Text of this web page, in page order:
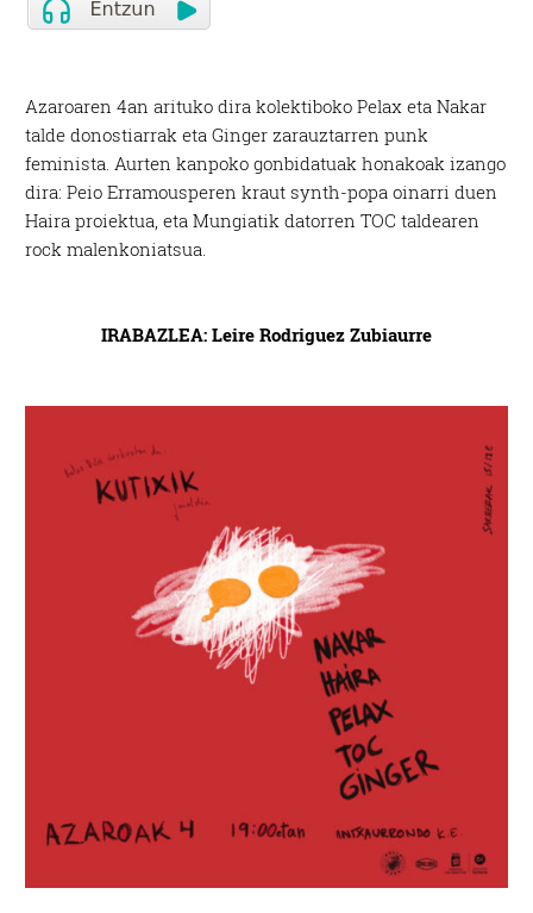
Azaroaren 4an arituko dira kolektiboko Pelax eta Nakar
talde donostiarrak eta Ginger zarauztarren punk
feminista. Aurten kanpoko gonbidatuak honakoak izango
dira: Peio Erramousperen kraut synth-popa oinarri duen
Haira proiektua, eta Mungiatik datorren TOC taldearen
rockmalenkoniatsua.
IRABAZLEA: Leire Rodriguez Zubiaurre